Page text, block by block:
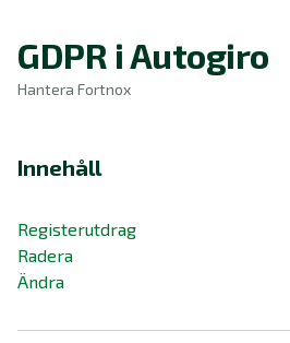
Support Play
GDPR i Autogiro
Hantera Fortnox
Innehåll
Registerutdrag
Radera
Ändra